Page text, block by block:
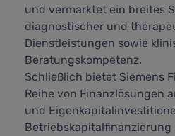
und vermarktet ein breites
diagnostischer und
Dienstleistungen sowie
Beratungskompetenz.
Schließlich bietet Siemens
Reihe von Finanzlösungen
und
Betriebskapitalfinanzierung